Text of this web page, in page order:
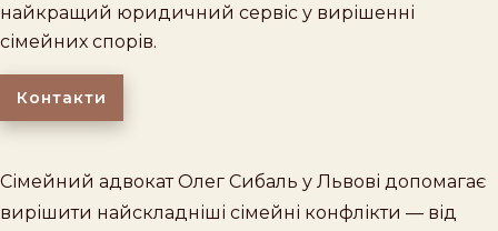
найкращий юридичний сервіс у вирішенні
сімейних спорів.
Контакти
Сімейний адвокат Олег Сибаль у Львові допомагає
вирішити найскладніші сімейні конфлікти — від